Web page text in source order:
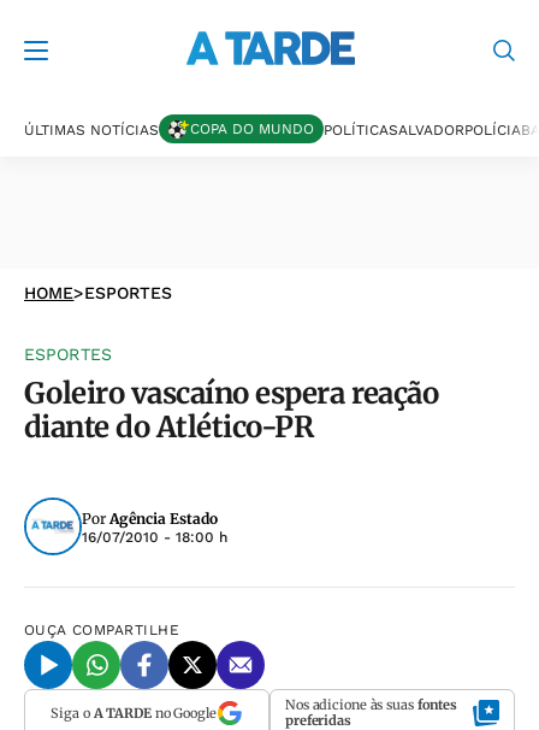
ÚLTIMAS NOTÍCIAS COPA DO MUNDO POLÍTICASALVADORPOLÍCIA
HOME>ESPORTES
ESPORTES
Goleiro vascaíno espera reação
diante do Atlético-PR
PorAgência Estado
16/07/2010 - 18:00 h
OUÇA COMPARTILHE
Siga o A TARDEno Google Nos adicione às suas fontes
preferidas